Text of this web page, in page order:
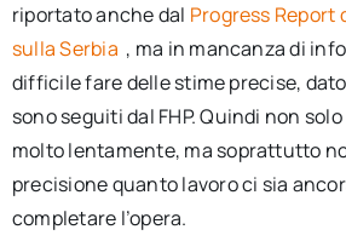
riportato anche dal Progress Report
sulla Serbia , ma in mancanza di
difficile fare delle stime precise,
sono seguiti dal FHP. Quindi non
molto lentamente, ma soprattutto
precisione quanto lavoro ci sia
completare l’opera.